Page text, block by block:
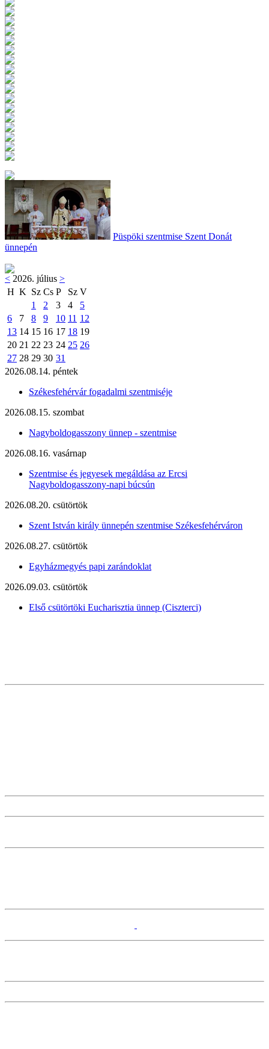
Püspöki szentmise Szent Donát
ünnepén
< 2026. július >
H K Sz Cs P Sz V
1
2 3 4
5
6
7 8 9 10 11 12
13 14 15 16 17 18 19
20 21 22 23 24 25 26
27 28 29 30 31
2026.08.14. péntek
Székesfehérvár fogadalmi szentmiséje
2026.08.15. szombat
Nagyboldogasszony ünnep - szentmise
2026.08.16. vasárnap
Szentmise és jegyesek megáldása az Ercsi
Nagyboldogasszony-napi búcsún
2026.08.20. csütörtök
Szent István király ünnepén szentmise Székesfehérváron
2026.08.27. csütörtök
Egyházmegyés papi zarándoklat
2026.09.03. csütörtök
Első csütörtöki Eucharisztia ünnep (Ciszterci)